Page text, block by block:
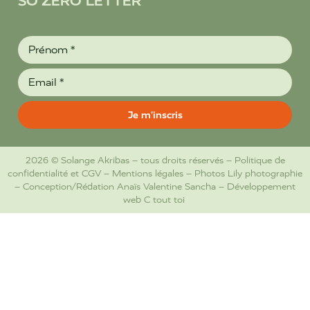
2026 © Solange Akribas – tous droits réservés – Politique de
confidentialité et CGV – Mentions légales – Photos Lily photographie
– Conception/Rédation Anaïs Valentine Sancha – Développement
web C tout toi